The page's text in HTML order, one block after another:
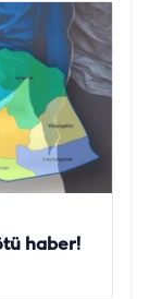
haber!